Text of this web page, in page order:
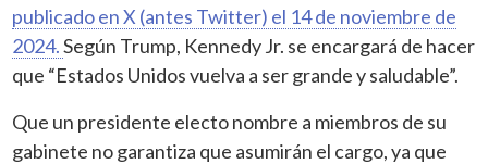
publicado en X (antes Twitter) el 14 de noviembre de
2024.Según Trump, Kennedy Jr. se encargará de hacer
que “Estados Unidos vuelva a ser grande y saludable”.
Que un presidente electo nombre a miembros de su
gabinete no garantiza que asumirán el cargo, ya que